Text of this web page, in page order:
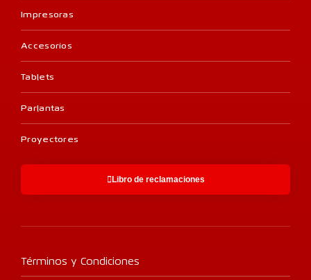
Impresoras
Accesorios
Tablets
Parlantas
Proyectores
Libro de reclamaciones
Términos y Condiciones